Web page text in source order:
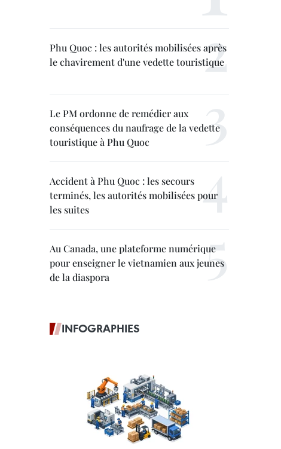
Phu Quoc : les autorités mobilisées après
le chavirement d'une vedette touristique
Le PM ordonne de remédier aux
conséquences du naufrage de la vedette
touristique à Phu Quoc
Accident à Phu Quoc : les secours
terminés, les autorités mobilisées pour
les suites
Au Canada, une plateforme numérique
pour enseigner le vietnamien aux jeunes
de la diaspora
INFOGRAPHIES